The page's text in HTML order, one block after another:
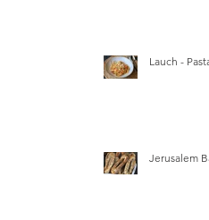
Lauch -
Jerusalem